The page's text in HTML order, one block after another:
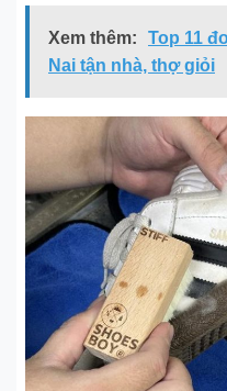
Xem thêm:
Top 11
Nai tận nhà, thợ giỏi